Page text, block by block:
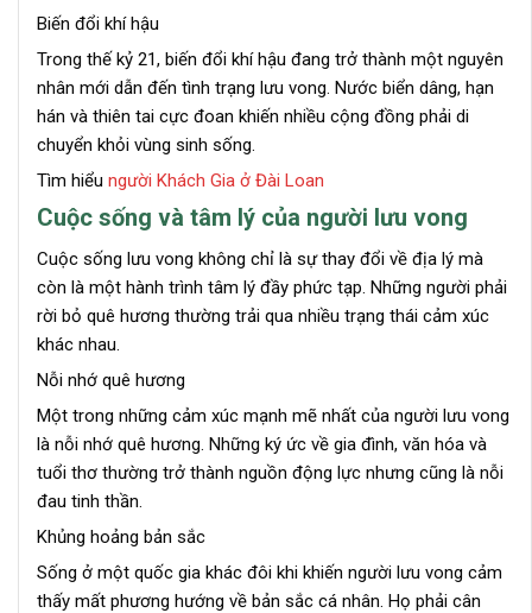
Biến đổi khí hậu
Trong thế kỷ 21, biến đổi khí hậu đang trở thành một nguyên
nhân mới dẫn đến tình trạng lưu vong. Nước biển dâng, hạn
hán và thiên tai cực đoan khiến nhiều cộng đồng phải di
chuyển khỏi vùng sinh sống.
Tìm hiểu người Khách Gia ở Đài Loan
Cuộc sống và tâm lý của người lưu vong
Cuộc sống lưu vong không chỉ là sự thay đổi về địa lý mà
còn là một hành trình tâm lý đầy phức tạp. Những người phải
rời bỏ quê hương thường trải qua nhiều trạng thái cảm xúc
khác nhau.
Nỗi nhớ quê hương
Một trong những cảm xúc mạnh mẽ nhất của người lưu vong
là nỗi nhớ quê hương. Những ký ức về gia đình, văn hóa và
tuổi thơ thường trở thành nguồn động lực nhưng cũng là nỗi
đau tinh thần.
Khủng hoảng bản sắc
Sống ở một quốc gia khác đôi khi khiến người lưu vong cảm
thấy mất phương hướng về bản sắc cá nhân. Họ phải cân